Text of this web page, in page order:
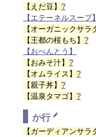
【えだ豆】?
【エテーネルスープ】
【オーガニックサラ
【王都の桜もち】?
【おべんとう】
【おみそ汁】?
【オムライス】?
【親子丼】?
【温泉タマゴ】?
か行
【ガーディアンサラ